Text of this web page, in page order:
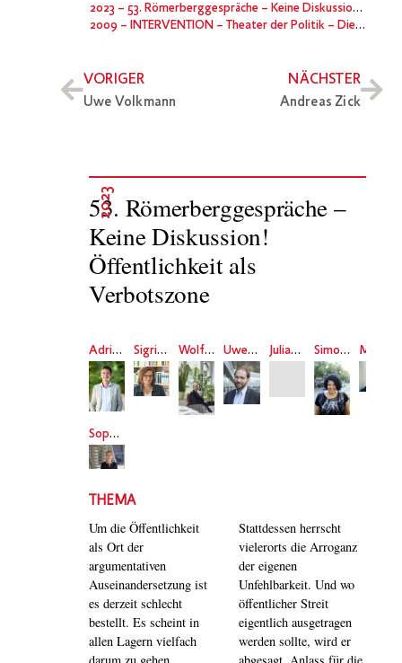
2023 – 53. Römerberggespräche – Keine Diskussion! Öffentlichkeit als Verbotszone
2009 – INTERVENTION – Theater der Politik – Die inszenierte Demokratie und ihre Rituale
VORIGER
Uwe Volkmann
NÄCHSTER
Andreas Zick
2023
53. Römerberggespräche –
Keine Diskussion!
Öffentlichkeit als
Verbotszone
Adrian Daub Sigrid Köhler Wolfgang Ullrich Uwe Volkmann Julian Nida-Rümelin Simone Dede Ayivi
Sophie Schönberger
THEMA
Um die Öffentlichkeit
als Ort der
argumentativen
Auseinandersetzung ist
es derzeit schlecht
bestellt. Es scheint in
allen Lagern vielfach
Stattdessen herrscht
vielerorts die Arroganz
der eigenen
Unfehlbarkeit. Und wo
öffentlicher Streit
eigentlich ausgetragen
werden sollte, wird er